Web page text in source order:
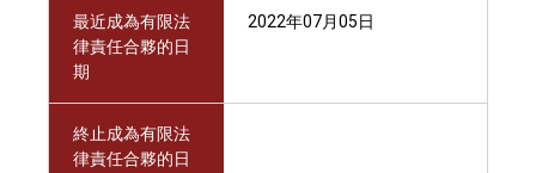
最近成為有限法
律責任合夥的日
期
2022年07月05日
終止成為有限法
律責任合夥的日